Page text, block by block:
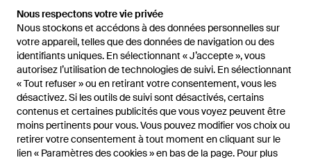
Nous respectons votre vie privée
Nous stockons et accédons à des données personnelles sur
votre appareil, telles que des données de navigation ou des
identifiants uniques. En sélectionnant « J’accepte », vous
autorisez l’utilisation de technologies de suivi. En sélectionnant
« Tout refuser » ou en retirant votre consentement, vous les
désactivez. Si les outils de suivi sont désactivés, certains
contenus et certaines publicités que vous voyez peuvent être
moins pertinents pour vous. Vous pouvez modifier vos choix ou
retirer votre consentement à tout moment en cliquant sur le
lien « Paramètres des cookies » en bas de la page. Pour plus
Nous respectons votre vie privée
Nous stockons et accédons à des données personnelles sur
votre appareil, telles que des données de navigation ou des
identifiants uniques. En sélectionnant « J’accepte », vous
autorisez l’utilisation de technologies de suivi. En sélectionnant
« Tout refuser » ou en retirant votre consentement, vous les
désactivez. Si les outils de suivi sont désactivés, certains
contenus et certaines publicités que vous voyez peuvent être
moins pertinents pour vous. Vous pouvez modifier vos choix ou
retirer votre consentement à tout moment en cliquant sur le
lien « Paramètres des cookies » en bas de la page. Pour plus
65,43 €
Ted Baker
Cabas Gt13784 - Rose
DeSpartoo
72,70 €
Ted Baker
Cabas Gt13418 - Rose
DeSpartoo